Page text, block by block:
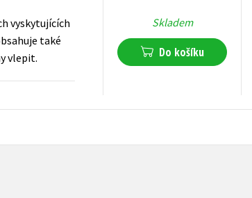
vyskytujících
také
vlepit.
Skladem
Do košíku